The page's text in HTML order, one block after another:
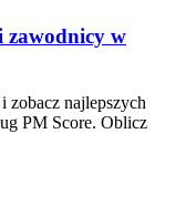
zawodnicy w
zobacz najlepszych
PM Score. Oblicz